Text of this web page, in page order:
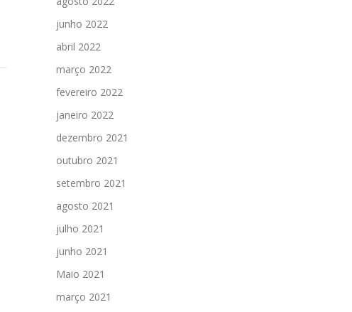
junho 2022
abril 2022
março 2022
fevereiro 2022
janeiro 2022
dezembro 2021
outubro 2021
setembro 2021
agosto 2021
julho 2021
junho 2021
Maio 2021
março 2021